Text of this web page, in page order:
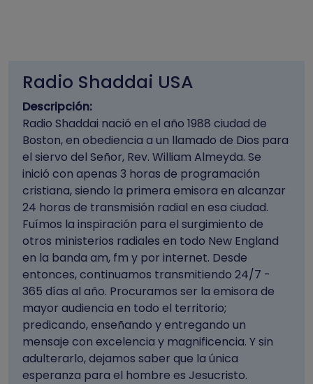
Radio Shaddai USA
Descripción:
Radio Shaddai nació en el año 1988 ciudad de
Boston, en obediencia a un llamado de Dios para
el siervo del Señor, Rev. William Almeyda. Se
inició con apenas 3 horas de programación
cristiana, siendo la primera emisora en alcanzar
24 horas de transmisión radial en esa ciudad.
Fuímos la inspiración para el surgimiento de
otros ministerios radiales en todo New England
en la banda am, fm y por internet. Desde
entonces, continuamos transmitiendo 24/7 -
365 días al año. Procuramos ser la emisora de
mayor audiencia en todo el territorio;
predicando, enseñando y entregando un
mensaje con excelencia y magnificencia. Y sin
adulterarlo, dejamos saber que la única
esperanza para el hombre es Jesucristo.